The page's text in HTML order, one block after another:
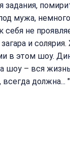
задания,
мужа,
себя не
и
в этом шоу.
шоу – вся
всегда